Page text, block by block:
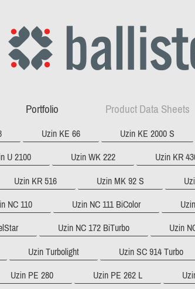
Portfolio Product Data Sheets
Uzin KE 66 Uzin KE 2000 S
U 2100 Uzin WK 222 Uzin KR
Uzin KR 516 Uzin MK 92 S
NC 110 Uzin NC 111 BiColor
Uzin NC 172 BiTurbo Uzin
Uzin Turbolight Uzin SC 914 Turbo
Uzin PE 280 Uzin PE 262 L